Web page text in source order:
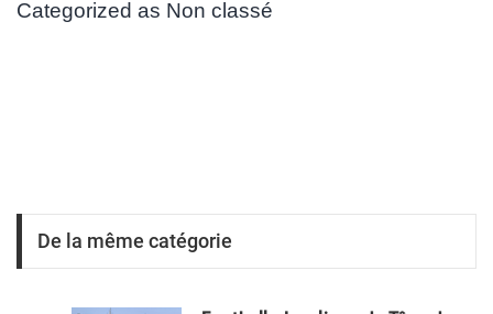
Categorized as Non classé
De la même catégorie